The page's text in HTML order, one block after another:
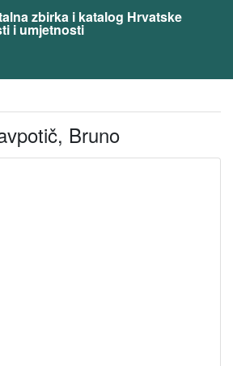
zbirka i katalog Hrvatske
i umjetnosti
Bruno